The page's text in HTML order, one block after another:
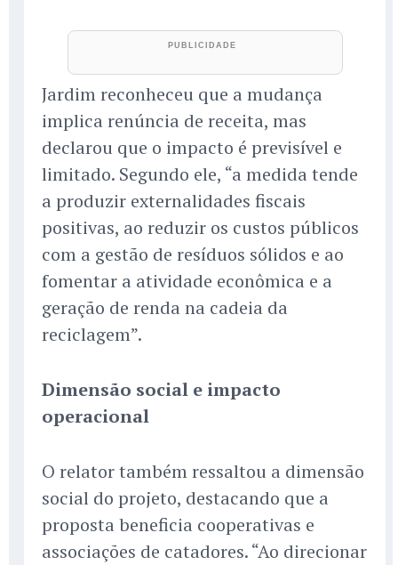
Jardim reconheceu que a mudança
implica renúncia de receita, mas
declarou que o impacto é previsível e
limitado. Segundo ele, “a medida tende
a produzir externalidades fiscais
positivas, ao reduzir os custos públicos
com a gestão de resíduos sólidos e ao
fomentar a atividade econômica e a
geração de renda na cadeia da
reciclagem”.
Dimensão social e impacto
operacional
O relator também ressaltou a dimensão
social do projeto, destacando que a
proposta beneficia cooperativas e
associações de catadores. “Ao direcionar